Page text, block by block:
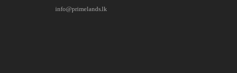
info@primelands.lk